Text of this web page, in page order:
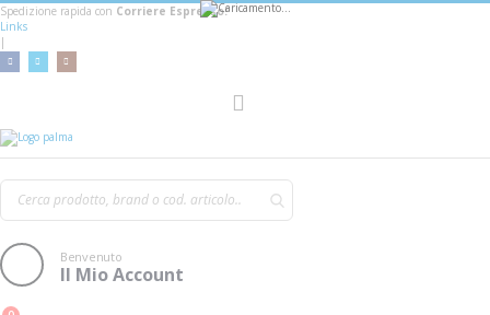
Spedizione rapida con Corriere Espresso!
Links
|
Benvenuto
Il Mio Account